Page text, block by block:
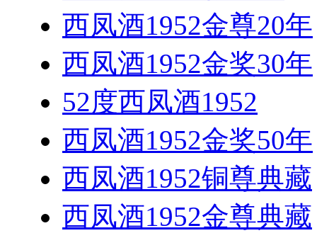
西凤酒1952金尊20年
西凤酒1952金奖30年
52度西凤酒1952
西凤酒1952金奖50年
西凤酒1952铜尊典藏
西凤酒1952金尊典藏